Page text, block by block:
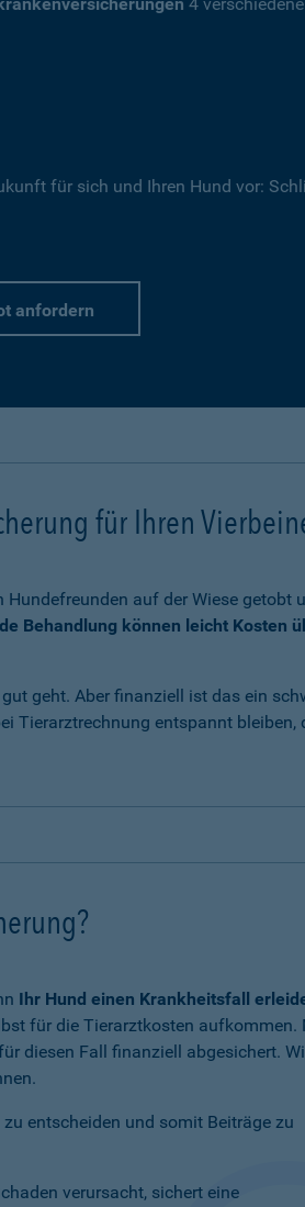
für sich und Ihren Hund vor:
anfordern
für Ihren
auf der Wiese
Behandlung können leicht Kosten
geht. Aber finanziell ist das ein
Tierarztrechnung entspannt bleiben,
Ihr Hund einen Krankheitsfall
für die Tierarztkosten aufkommen.
diesen Fall finanziell abgesichert.
zu entscheiden und somit Beiträge zu
verursacht, sichert eine